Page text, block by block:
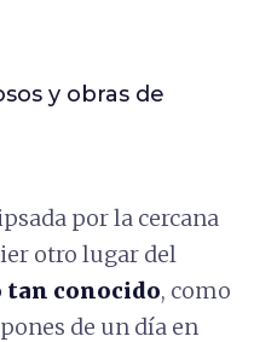
y obras de
por la cercana
otro lugar del
conocido, como
de un día en